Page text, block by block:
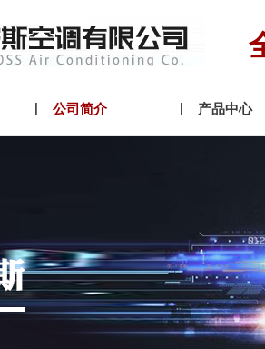
公司简介 产品中心